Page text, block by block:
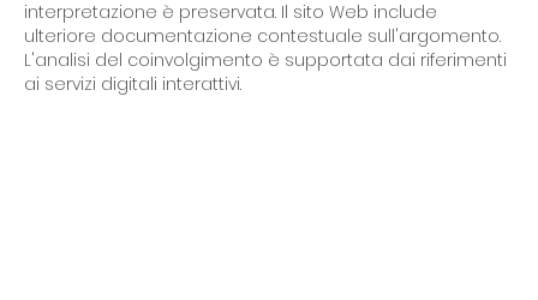
interpretazione è preservata. Il sito Web include
ulteriore documentazione contestuale sull'argomento.
L'analisi del coinvolgimento è supportata dai riferimenti
ai servizi digitali interattivi.